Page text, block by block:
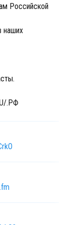
Российской
наших
.РФ